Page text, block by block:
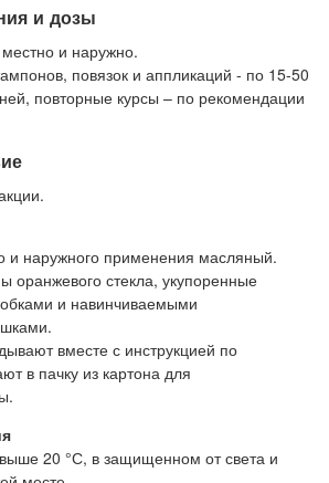
и дозы
и наружно.
повязок и аппликаций - по 15-50
повторные курсы – по рекомендации
и наружного применения масляный.
оранжевого стекла, укупоренные
и навинчиваемыми
вместе с инструкцией по
в пачку из картона для
20 °С, в защищенном от света и